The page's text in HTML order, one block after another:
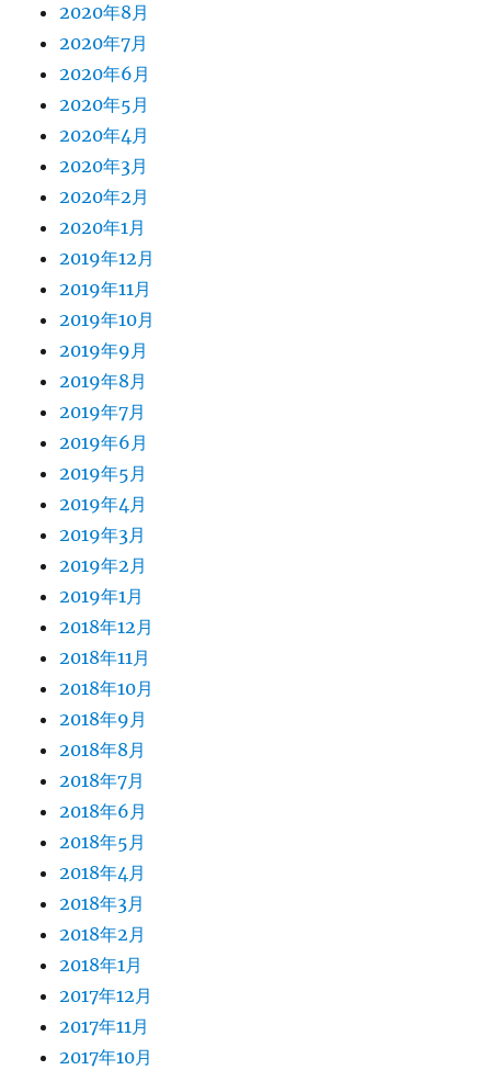
2020年8月
2020年7月
2020年6月
2020年5月
2020年4月
2020年3月
2020年2月
2020年1月
2019年12月
2019年11月
2019年10月
2019年9月
2019年8月
2019年7月
2019年6月
2019年5月
2019年4月
2019年3月
2019年2月
2019年1月
2018年12月
2018年11月
2018年10月
2018年9月
2018年8月
2018年7月
2018年6月
2018年5月
2018年4月
2018年3月
2018年2月
2018年1月
2017年12月
2017年11月
2017年10月